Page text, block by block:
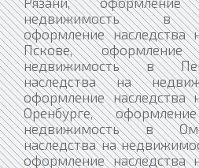
недвижимость в
оформление наследства
Пскове,
недвижимость в
наследства на
оформление наследства
Оренбурге,
недвижимость в
наследства на
оформление наследства